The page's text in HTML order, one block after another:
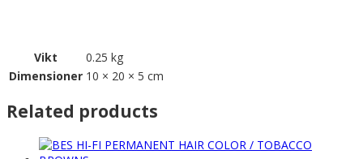
Vikt
0.25 kg
Dimensioner 10 × 20 × 5 cm
Related products